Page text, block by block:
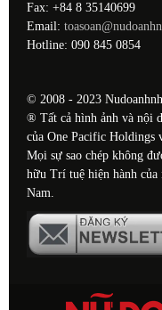
Fax: +84 8 35140699
Email:
Hotline: 090 845 0854
© 2008 - 2023
® Tất cả hình ảnh và nội
của One Pacific Holdings
Mọi sự sao chép không
hữu Trí tuệ hiện hành
Nam.